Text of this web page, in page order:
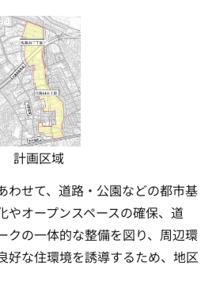
計画区域
わせて、道路・公園などの都市基
やオープンスペースの確保、道
クの一体的な整備を図り、周辺環
好な住環境を誘導するため、地区